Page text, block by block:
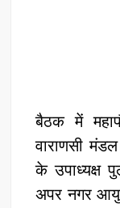
बैठक में
वाराणसी
के उपाध्यक्ष
अपर नगर